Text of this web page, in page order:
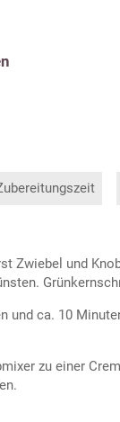
Zwiebel und
und ca. 10
zu einer